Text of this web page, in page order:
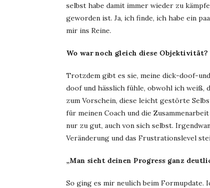
selbst habe damit immer wieder zu
geworden ist. Ja, ich finde, ich habe ein
mir ins Reine.
Wo war noch gleich diese Objektivität?
Trotzdem gibt es sie, meine dick-doof-
doof und hässlich fühle, obwohl ich weiß,
zum Vorschein, diese leicht gestörte
für meinen Coach und die
nur zu gut, auch von sich selbst.
Veränderung und das Frustrationslevel
„Man sieht deinen Progress ganz
So ging es mir neulich beim Formupdate.